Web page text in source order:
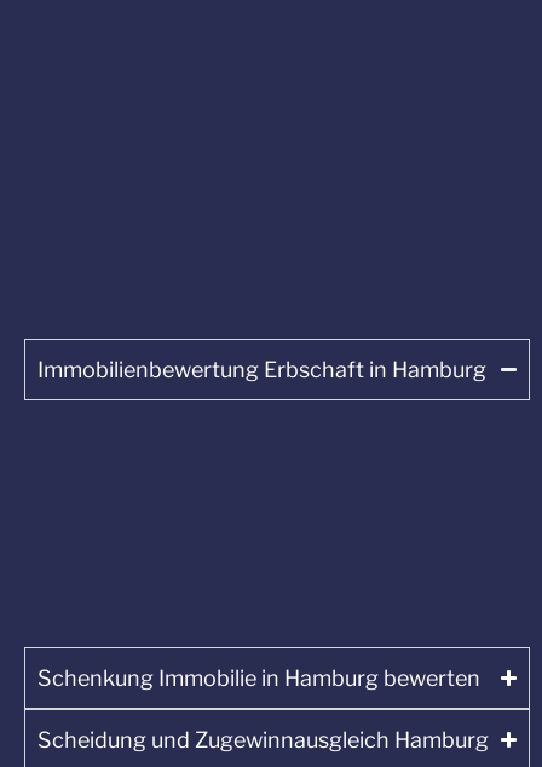
Immobilienbewertung Erbschaft in Hamburg
Schenkung Immobilie in Hamburg bewerten
Scheidung und Zugewinnausgleich Hamburg